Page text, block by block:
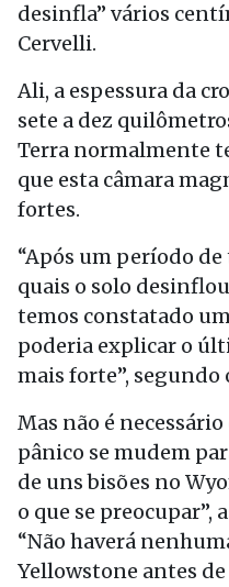
desinfla” vários
Cervelli.
Ali, a espessura da
sete a dez
Terra normalmente
que esta câmara
fortes.
“Após um período
quais o solo
temos constatado
poderia explicar o
mais forte”, segundo
Mas não é
pânico se mudem
de uns bisões no
o que se preocupar”,
“Não haverá
Yellowstone antes